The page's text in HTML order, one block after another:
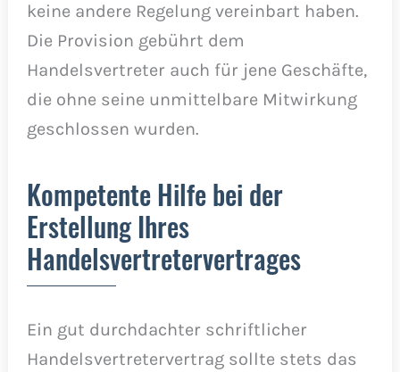
keine andere Regelung vereinbart haben.
Die Provision gebührt dem
Handelsvertreter auch für jene Geschäfte,
die ohne seine unmittelbare Mitwirkung
geschlossen wurden.
Kompetente Hilfe bei der
Erstellung Ihres
Handelsvertretervertrages
Ein gut durchdachter schriftlicher
Handelsvertretervertrag sollte stets das